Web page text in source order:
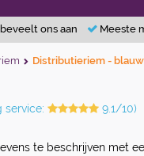
ons aan Meeste
Distributieriem - blauw
service: 9.1/10)
te beschrijven met